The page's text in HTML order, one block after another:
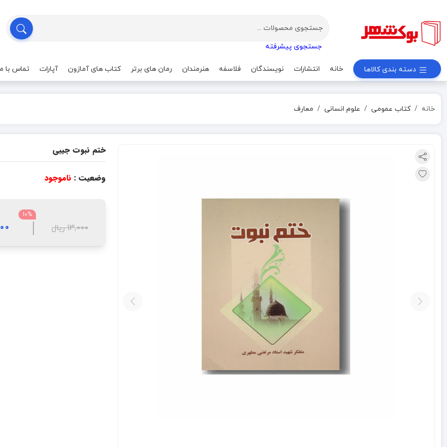
جستجوی پیشرفته
دسته بندی کالاها خانه انتشارات نویسندگان فلاسفه هنرمندان رمان های برتر کتاب های آمازون آپارات تماس با
خانه کتاب عمومی علوم انسانی معارف
ختم نبوت جیبی
وضعیت : ناموجود
10%
13,000 ریال